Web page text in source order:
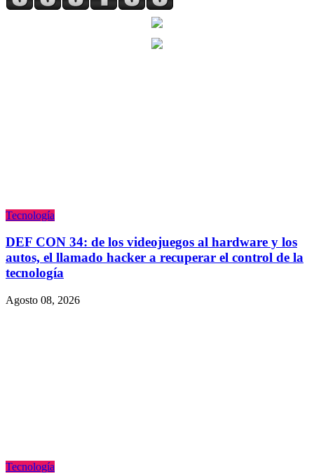
Tecnologí­a
DEF CON 34: de los videojuegos al hardware y los
autos, el llamado hacker a recuperar el control de la
tecnología
Agosto 08, 2026
Tecnologí­a